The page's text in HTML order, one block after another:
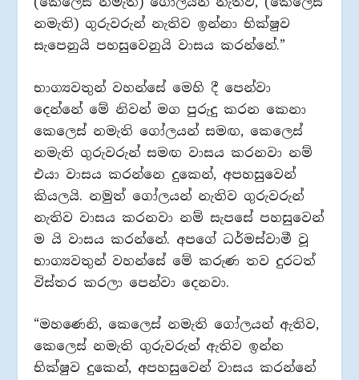
නමැති) ගුරුවරුන් නැතිව ඉන්නා භික්ෂුව
සැපෙනුයි පහසුවෙනුයි වාසය කරන්නේ.”
භාග්‍යවතුන් වහන්සේ මෙහි දී පෙන්වා
දෙන්නේ මේ නිවන් මග පුරුදු කරන කෙනා
කෙලෙස් නමැති ගෝලයන් සමඟ, කෙලෙස්
නමැති ගුරුවරුන් සමඟ වාසය කරනවා නම්
එයා වාසය කරන්නෙ දුකෙන්, අපහසුවෙන්
කියලයි. නමුත් ගෝලයන් නැතිව ගුරුවරුන්
නැතිව වාසය කරනවා නම් සැපසේ පහසුවෙන්
ම යි වාසය කරන්නේ. අපගේ ධර්මස්වාමී වූ
භාග්‍යවතුන් වහන්සේ මේ කරුණ තව දුරටත්
විස්තර කරලා පෙන්වා දෙනවා.
“මහණෙනි, කෙලෙස් නමැති ගෝලයන් ඇතිව,
කෙලෙස් නමැති ගුරුවරුන් ඇතිව ඉන්න
භික්ෂුව දුකෙන්, අපහසුවෙන් වාසය කරන්නේ